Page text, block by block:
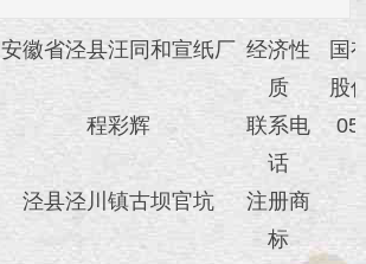
安徽省泾县汪同和宣纸厂 经济性
质
国
股
程彩辉
联系电
话
泾县泾川镇古坝官坑
注册商
标